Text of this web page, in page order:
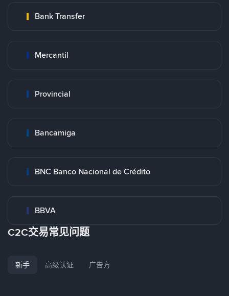
Bank Transfer
Mercantil
Provincial
Bancamiga
BNC Banco Nacional de Crédito
BBVA
C2C交易常见问题
新手 高级认证 广告方